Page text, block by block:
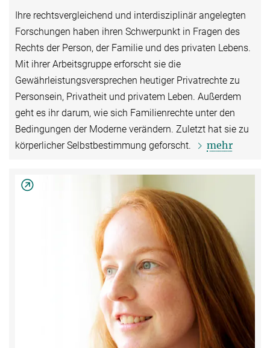
Ihre rechtsvergleichend und interdisziplinär angelegten
Forschungen haben ihren Schwerpunkt in Fragen des
Rechts der Person, der Familie und des privaten Lebens.
Mit ihrer Arbeitsgruppe erforscht sie die
Gewährleistungsversprechen heutiger Privatrechte zu
Personsein, Privatheit und privatem Leben. Außerdem
geht es ihr darum, wie sich Familienrechte unter den
Bedingungen der Moderne verändern. Zuletzt hat sie zu
körperlicher Selbstbestimmung geforscht.
mehr